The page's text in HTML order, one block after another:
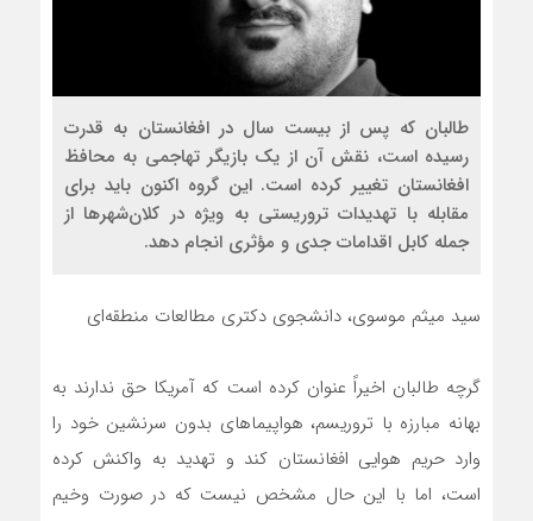
طالبان که پس از بیست سال در افغانستان به قدرت
رسیده است، نقش آن از یک بازیگر تهاجمی به محافظ
افغانستان تغییر کرده است. این گروه اکنون باید برای
مقابله با تهدیدات تروریستی به ویژه در کلان‌شهرها از
جمله کابل اقدامات جدی و مؤثری انجام دهد.
سید میثم موسوی، دانشجوی دکتری مطالعات منطقه‌ای
گرچه طالبان اخیراً عنوان کرده است که آمریکا حق ندارند به
بهانه مبارزه با تروریسم، هواپیماهای بدون سرنشین خود را
وارد حریم هوایی افغانستان کند و تهدید به واکنش کرده
است، اما با این حال مشخص نیست که در صورت وخیم